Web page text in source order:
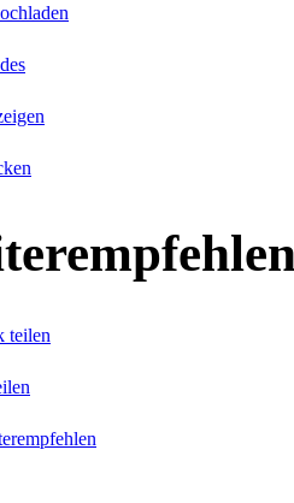
teilen